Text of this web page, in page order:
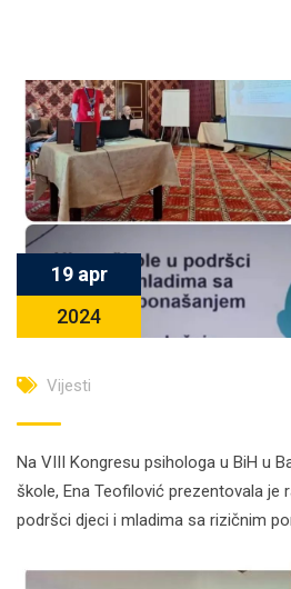
19 apr
2024
Vijesti
Na VIII Kongresu psihologa u BiH u
škole, Ena Teofilović prezentovala je
podršci djeci i mladima sa rizičnim